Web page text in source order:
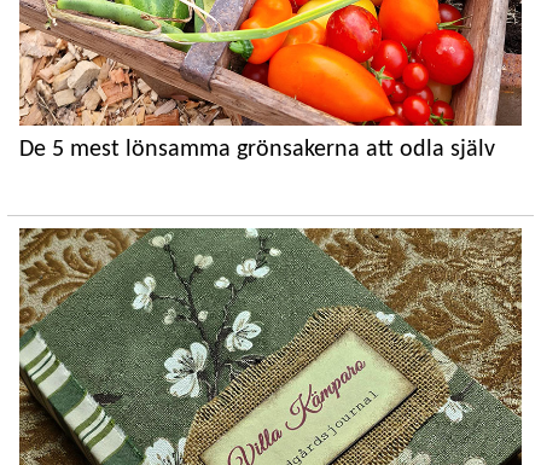
De 5 mest lönsamma grönsakerna att odla själv